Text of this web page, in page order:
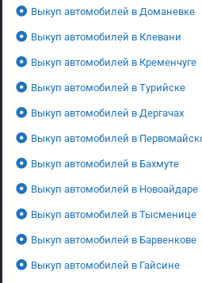
Выкуп автомобилей в Доманевке
Выкуп автомобилей в Клевани
Выкуп автомобилей в Кременчуге
Выкуп автомобилей в Турийске
Выкуп автомобилей в Дергачах
Выкуп автомобилей в
Выкуп автомобилей в Бахмуте
Выкуп автомобилей в Новоайдаре
Выкуп автомобилей в Тысменице
Выкуп автомобилей в Барвенкове
Выкуп автомобилей в Гайсине